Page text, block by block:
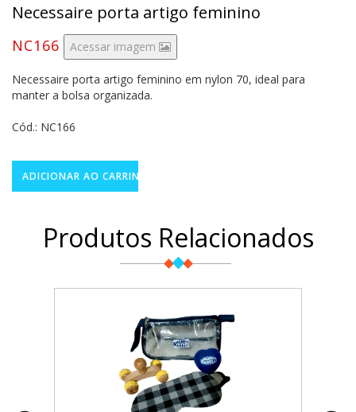
Necessaire porta artigo feminino
NC166 Acessar imagem
Necessaire porta artigo feminino em nylon 70, ideal para
manter a bolsa organizada.
Cód.: NC166
Produtos Relacionados